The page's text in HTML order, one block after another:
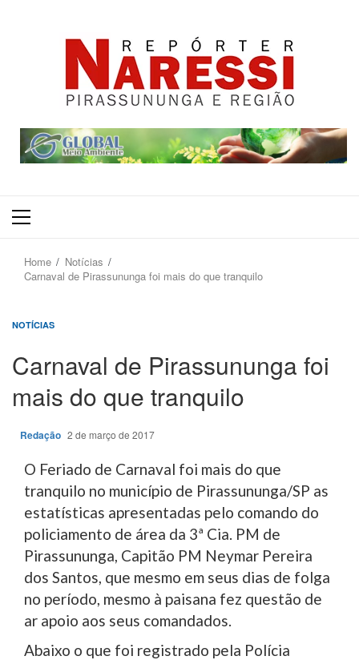
Primary
Home
Notícias
Carnaval de Pirassununga foi mais do que tranquilo
NOTÍCIAS
Carnaval de Pirassununga foi
mais do que tranquilo
Redação 2 de março de 2017
O Feriado de Carnaval foi mais do que
tranquilo no município de Pirassununga/SP as
estatísticas apresentadas pelo comando do
policiamento de área da 3ª Cia. PM de
Pirassununga, Capitão PM Neymar Pereira
dos Santos, que mesmo em seus dias de folga
no período, mesmo à paisana fez questão de
ar apoio aos seus comandados.
Abaixo o que foi registrado pela Polícia